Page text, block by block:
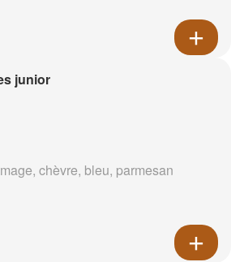
junior
chèvre, bleu, parmesan